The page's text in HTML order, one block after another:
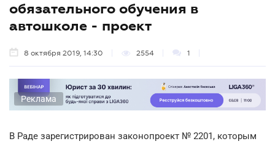
обязательного обучения в
автошколе - проект
8 октября 2019, 14:30 2554 1
Реклама
В Раде зарегистрирован законопроект № 2201, которым